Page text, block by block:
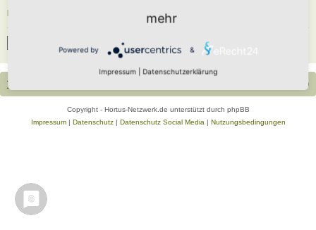
Datenschutzerklärung
UTC+02:00
Copyright - Hortus-Netzwerk.de unterstützt durch phpBB
Impressum| Datenschutz| Datenschutz Social Media Nutzungsbedingungen
mehr
Powered by &
Impressum Datenschutzerklärung